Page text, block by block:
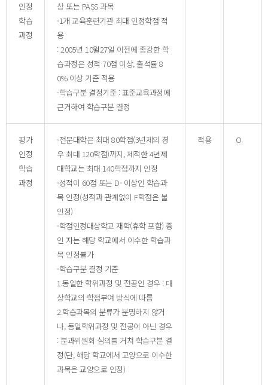
인정
학습
과정
상 또는 PASS 과목
-1개 교육훈련기관 최대 인정학점 적
용
: 2005년 10월27일 이전에 종강한 학
습과정은 성적 70점 이상, 출석률 8
0% 이상 기준 적용
-학습구분 결정기준 : 표준교육과정에
근거하여 학습구분 결정
평가
인정
학습
과정
-전문대학은 최대 80학점(3년제의 경
우 최대 120학점)까지, 제적한 4년제
대학교는 최대 140학점까지 인정
-성적이 60점 또는 D- 이상인 학습과
목 인정(성적과 관계없이 F학점은 불
인정)
-학점인정대상학교 재학(휴학 포함) 중
인 자는 해당 학교에서 이수한 학습과
목 인정불가
-학습구분 결정 기준
1.동일한 학위과정 및 전공인 경우 : 대
상학교의 학점부여 방식에 따름
2.학습과목의 분류가 분명하지 않거
나, 동일학위과정 및 전공이 아닌 경우
: 분과위원회 심의를 거쳐 학습구분 결
정(단, 해당 학교에서 교양으로 이수한
과목은 교양으로 인정)
적용 O